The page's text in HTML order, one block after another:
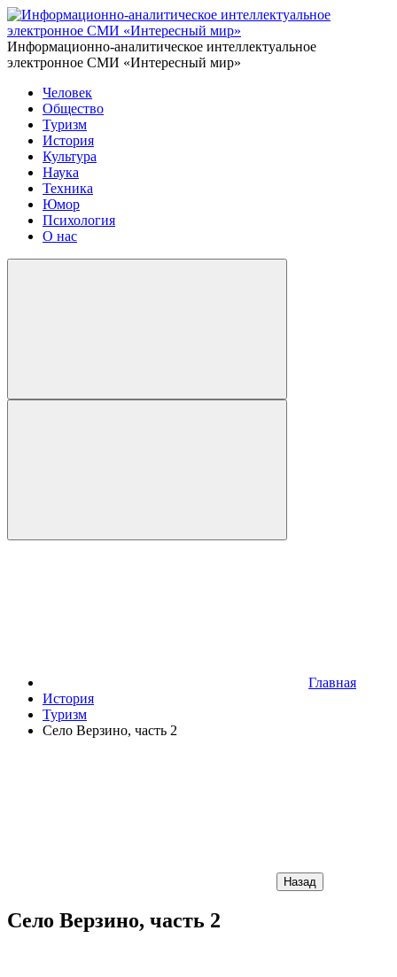
Информационно-аналитическое интеллектуальное
электронное СМИ «Интересный мир»
Человек
Общество
Туризм
История
Культура
Наука
Техника
Юмор
Психология
О нас
Главная
История
Туризм
Село Верзино, часть 2
Назад
Село Верзино, часть 2